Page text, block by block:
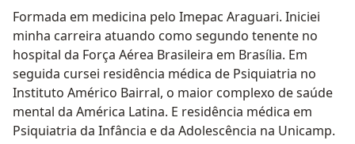
Formada em medicina pelo Imepac Araguari. Iniciei
minha carreira atuando como segundo tenente no
hospital da Força Aérea Brasileira em Brasília. Em
seguida cursei residência médica de Psiquiatria no
Instituto Américo Bairral, o maior complexo de saúde
mental da América Latina. E residência médica em
Psiquiatria da Infância e da Adolescência na Unicamp.